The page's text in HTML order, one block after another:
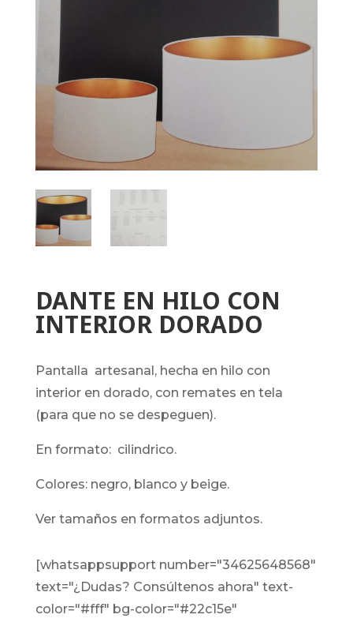
DANTE EN HILO CON
INTERIOR DORADO
pantalla artesanal, hecha en hilo con
interior en dorado, con remates en tela
(para que no se despeguen).
en formato: cilindrico.
colores: negro, blanco y beige.
ver tamaños en formatos adjuntos.
[whatsappsupport number="34625648568"
text="¿Dudas? Consúltenos ahora" text-
color="#fff" bg-color="#22c15e"